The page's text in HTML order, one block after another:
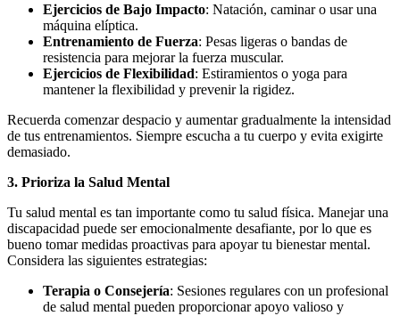
Ejercicios de Bajo Impacto: Natación, caminar o usar una
máquina elíptica.
Entrenamiento de Fuerza: Pesas ligeras o bandas de
resistencia para mejorar la fuerza muscular.
Ejercicios de Flexibilidad: Estiramientos o yoga para
mantener la flexibilidad y prevenir la rigidez.
Recuerda comenzar despacio y aumentar gradualmente la intensidad
de tus entrenamientos. Siempre escucha a tu cuerpo y evita exigirte
demasiado.
3. Prioriza la Salud Mental
Tu salud mental es tan importante como tu salud física. Manejar una
discapacidad puede ser emocionalmente desafiante, por lo que es
bueno tomar medidas proactivas para apoyar tu bienestar mental.
Considera las siguientes estrategias:
Terapia o Consejería: Sesiones regulares con un profesional
de salud mental pueden proporcionar apoyo valioso y